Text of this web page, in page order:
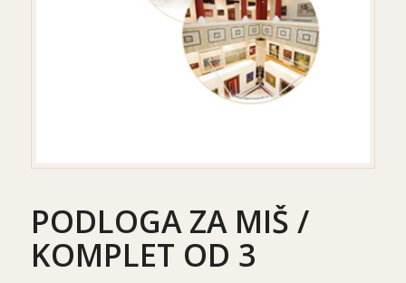
PODLOGA ZA MIŠ /
KOMPLET OD 3